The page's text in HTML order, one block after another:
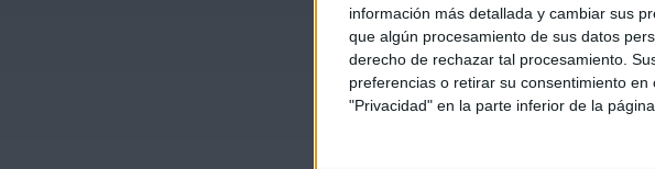
información más detallada y cambiar sus
que algún procesamiento de sus datos
derecho de rechazar tal procesamiento.
preferencias o retirar su consentimiento
"Privacidad" en la parte inferior de la página